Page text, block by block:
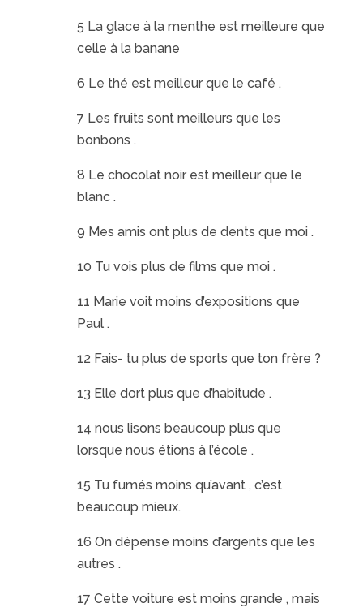
5 La glace à la menthe est meilleure que
celle à la banane
6 Le thé est meilleur que le café .
7 Les fruits sont meilleurs que les
bonbons .
8 Le chocolat noir est meilleur que le
blanc .
9 Mes amis ont plus de dents que moi .
10 Tu vois plus de films que moi .
11 Marie voit moins d’expositions que
Paul .
12 Fais- tu plus de sports que ton frère ?
13 Elle dort plus que d’habitude .
14 nous lisons beaucoup plus que
lorsque nous étions à l’école .
15 Tu fumés moins qu’avant , c’est
beaucoup mieux.
16 On dépense moins d’argents que les
autres .
17 Cette voiture est moins grande , mais